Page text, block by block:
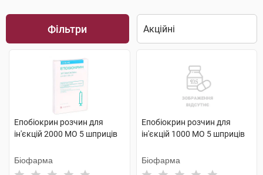
Фільтри
Епобіокрин розчин для
ін'єкцій 2000 МО 5 шприців
Біофарма
Епобіокрин розчин для
ін'єкцій 1000 МО 5 шприців
Біофарма